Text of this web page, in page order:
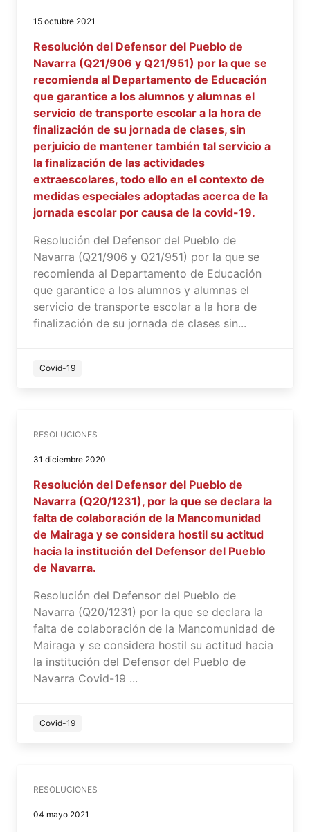
15 octubre 2021
Resolución del Defensor del Pueblo de
Navarra (Q21/906 y Q21/951) por la que se
recomienda al Departamento de Educación
que garantice a los alumnos y alumnas el
servicio de transporte escolar a la hora de
finalización de su jornada de clases, sin
perjuicio de mantener también tal servicio a
la finalización de las actividades
extraescolares, todo ello en el contexto de
medidas especiales adoptadas acerca de la
jornada escolar por causa de la covid-19.
Resolución del Defensor del Pueblo de
Navarra (Q21/906 y Q21/951) por la que se
recomienda al Departamento de Educación
que garantice a los alumnos y alumnas el
servicio de transporte escolar a la hora de
finalización de su jornada de clases sin...
Covid-19
RESOLUCIONES
31 diciembre 2020
Resolución del Defensor del Pueblo de
Navarra (Q20/1231), por la que se declara la
falta de colaboración de la Mancomunidad
de Mairaga y se considera hostil su actitud
hacia la institución del Defensor del Pueblo
de Navarra.
Resolución del Defensor del Pueblo de
Navarra (Q20/1231) por la que se declara la
falta de colaboración de la Mancomunidad de
Mairaga y se considera hostil su actitud hacia
la institución del Defensor del Pueblo de
Navarra Covid-19 ...
Covid-19
RESOLUCIONES
04 mayo 2021